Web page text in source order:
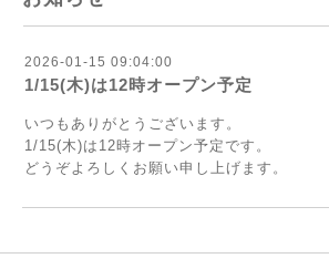
2026-01-15 09:04:00
1/15(木)は12時オープン予定
いつもありがとうございます。
1/15(木)は12時オープン予定です。
どうぞよろしくお願い申し上げます。